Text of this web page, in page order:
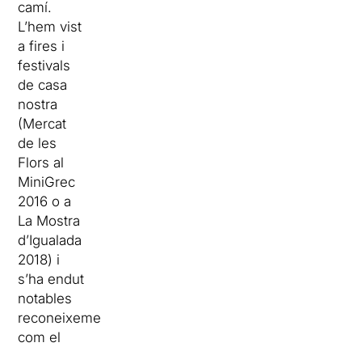
camí.
L’hem vist
a fires i
festivals
de casa
nostra
(Mercat
de les
Flors al
MiniGrec
2016 o a
La Mostra
d’Igualada
2018) i
s’ha endut
notables
reconeixements
com el